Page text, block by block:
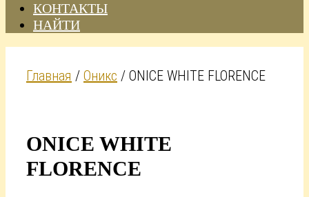
КОНТАКТЫ
НАЙТИ
Главная / Оникс / ONICE WHITE FLORENCE
ONICE WHITE
FLORENCE